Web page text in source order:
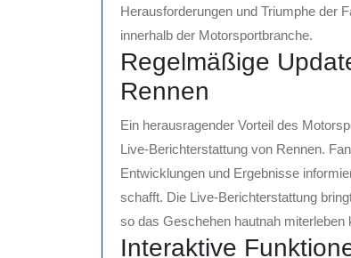
Herausforderungen und Triumphe der
innerhalb der Motorsportbranche.
Regelmäßige
Rennen
Ein herausragender Vorteil des
Live-Berichterstattung von Rennen.
Entwicklungen und Ergebnisse
schafft. Die Live-Berichterstattung
so das Geschehen hautnah miterleben
Interaktive